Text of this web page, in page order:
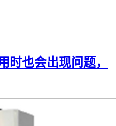
时也会出现问题，